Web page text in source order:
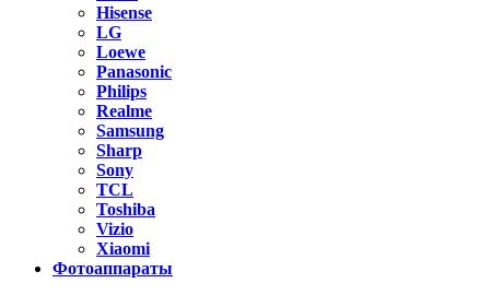
Hisense
LG
Loewe
Panasonic
Philips
Realme
Samsung
Sharp
Sony
TCL
Toshiba
Vizio
Xiaomi
Фотоаппараты